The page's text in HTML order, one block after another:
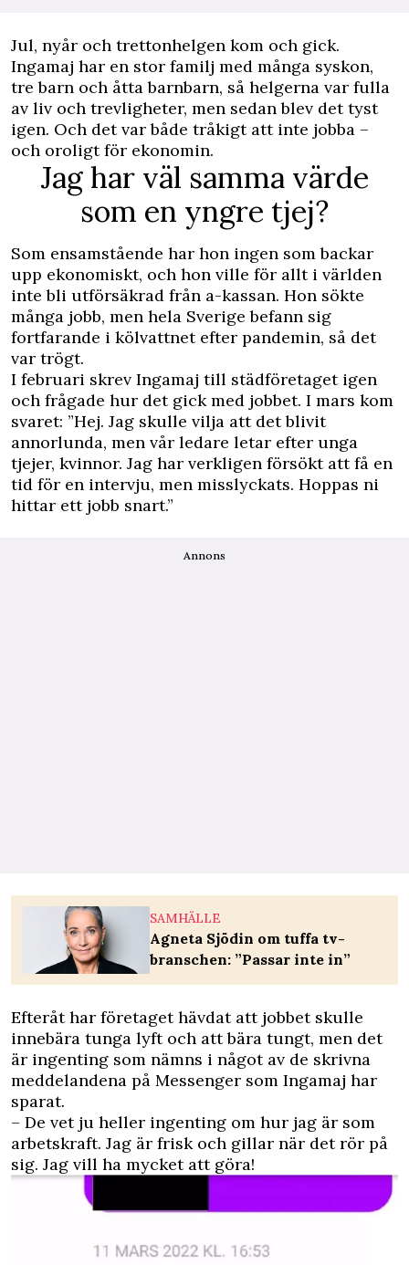
Jul, nyår och trettonhelgen kom och gick.
Ingamaj har en stor familj med många syskon,
tre barn och åtta barnbarn, så helgerna var fulla
av liv och trevligheter, men sedan blev det tyst
igen. Och det var både tråkigt att inte jobba –
och oroligt för ekonomin.
Jag har väl samma värde
som en yngre tjej?
Som ensamstående har hon ingen som backar
upp ekonomiskt, och hon ville för allt i världen
inte bli utförsäkrad från a-kassan. Hon sökte
många jobb, men hela Sverige befann sig
fortfarande i kölvattnet efter pandemin, så det
var trögt.
I februari skrev Ingamaj till städföretaget igen
och frågade hur det gick med jobbet. I mars kom
svaret: ”Hej. Jag skulle vilja att det blivit
annorlunda, men vår ledare letar efter unga
tjejer, kvinnor. Jag har verkligen försökt att få en
tid för en intervju, men misslyckats. Hoppas ni
hittar ett jobb snart.”
Annons
SAMHÄLLE
Agneta Sjödin om tuffa tv-
branschen: ”Passar inte in”
Efteråt har företaget hävdat att jobbet skulle
innebära tunga lyft och att bära tungt, men det
är ingenting som nämns i något av de skrivna
meddelandena på Messenger som Ingamaj har
sparat.
– De vet ju heller ingenting om hur jag är som
arbetskraft. Jag är frisk och gillar när det rör på
sig. Jag vill ha mycket att göra!